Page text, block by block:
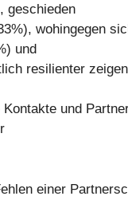
geschieden
wohingegen
und
resilienter
und
einer